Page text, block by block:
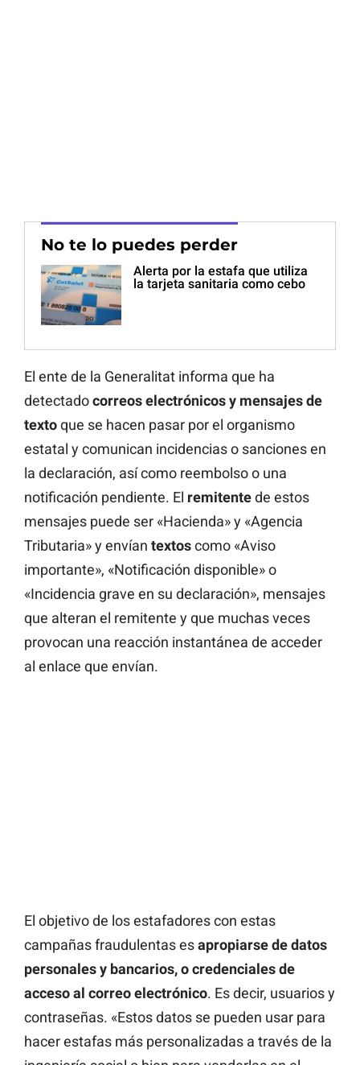
No te lo puedes perder
Alerta por la estafa que utiliza
la tarjeta sanitaria como cebo
El ente de la Generalitat informa que ha
detectadocorreos electrónicos y mensajes de
textoque se hacen pasar por el organismo
estatal y comunican incidencias o sanciones en
la declaración, así como reembolso o una
notificación pendiente. El remitentede estos
mensajes puede ser «Hacienda» y «Agencia
Tributaria» y envían textoscomo «Aviso
importante», «Notificación disponible» o
«Incidencia grave en su declaración», mensajes
que alteran el remitente y que muchas veces
provocan una reacción instantánea de acceder
al enlace que envían.
El objetivo de los estafadores con estas
campañas fraudulentas esapropiarse de datos
personales y bancarios, o credenciales de
acceso al correo electrónico. Es decir, usuarios y
contraseñas. «Estos datos se pueden usar para
hacer estafas más personalizadas a través de la